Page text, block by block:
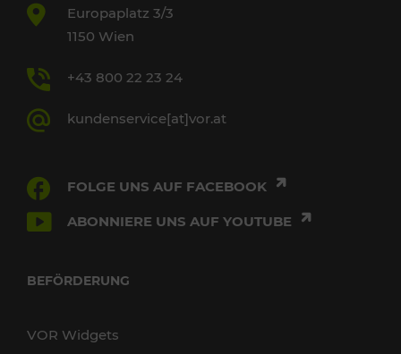
Europaplatz 3/3
1150 Wien
+43 800 22 23 24
kundenservice[at]vor.at
FOLGE UNS AUF FACEBOOK
ABONNIERE UNS AUF YOUTUBE
BEFÖRDERUNG
VOR Widgets